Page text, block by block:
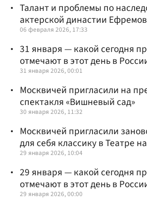
Талант и проблемы по
актерской династии
06 февраля 2026, 17:33
31 января — какой сегодня
отмечают в этот день в
31 января 2026, 00:01
Москвичей пригласили на
спектакля «Вишневый сад»
30 января 2026, 11:32
Москвичей пригласили
для себя классику в Театре
29 января 2026, 10:04
29 января — какой сегодня
отмечают в этот день в
29 января 2026, 00:00